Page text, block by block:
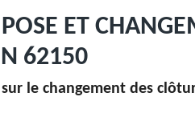
ET
62150
le changement des